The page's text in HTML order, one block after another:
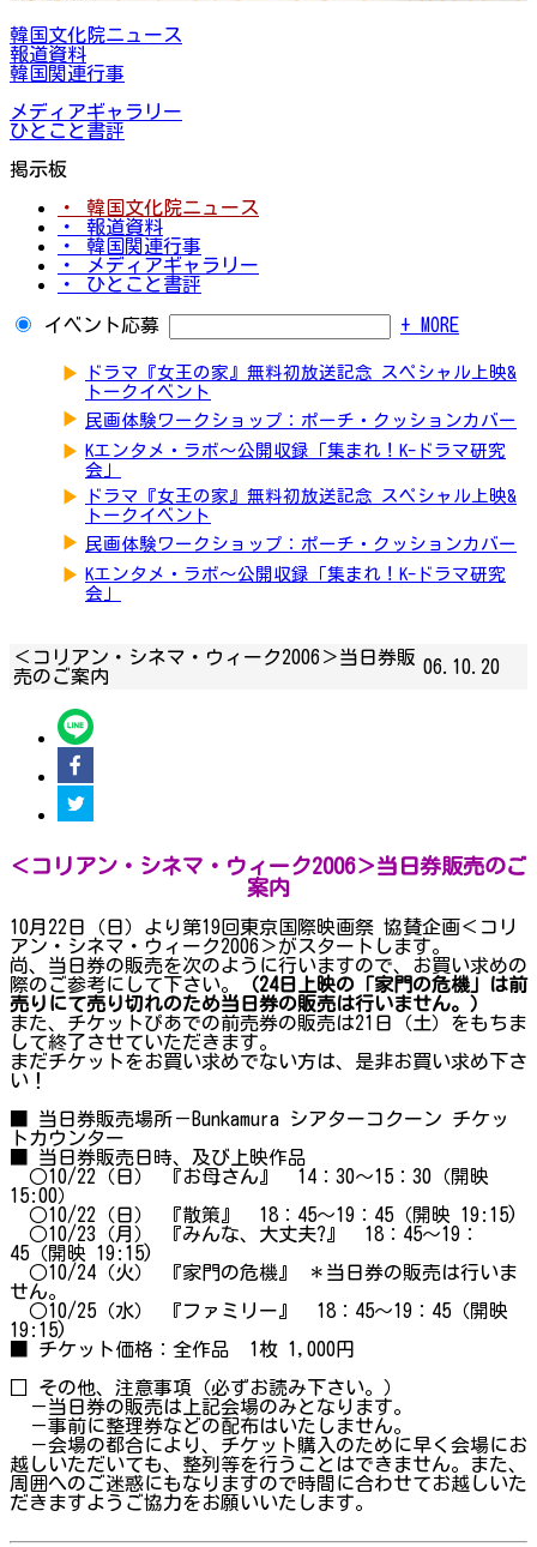
韓国文化院ニュース
報道資料
韓国関連行事
メディアギャラリー
ひとこと書評
掲示板
・ 韓国文化院ニュース
・ 報道資料
・ 韓国関連行事
・ メディアギャラリー
・ ひとこと書評
イベント応募 + MORE
▶
ドラマ『女王の家』無料初放送記念 スペシャル上映&
トークイベント
▶ 民画体験ワークショップ：ポーチ・クッションカバー
▶ Kエンタメ・ラボ～公開収録「集まれ！K-ドラマ研究
会」
▶
ドラマ『女王の家』無料初放送記念 スペシャル上映&
トークイベント
▶ 民画体験ワークショップ：ポーチ・クッションカバー
▶ Kエンタメ・ラボ～公開収録「集まれ！K-ドラマ研究
会」
＜コリアン・シネマ・ウィーク2006＞当日券販
売のご案内
06.10.20
＜コリアン・シネマ・ウィーク2006＞当日券販売のご
案内
10月22日（日）より第19回東京国際映画祭 協賛企画＜コリ
アン・シネマ・ウィーク2006＞がスタートします。
尚、当日券の販売を次のように行いますので、お買い求めの
際のご参考にして下さい。
（24日上映の「家門の危機」は前
売りにて売り切れのため当日券の販売は行いません。）
また、チケットぴあでの前売券の販売は21日（土）をもちま
して終了させていただきます。
まだチケットをお買い求めでない方は、是非お買い求め下さ
い！
■ 当日券販売場所－Bunkamura シアターコクーン チケッ
トカウンター
■ 当日券販売日時、及び上映作品
○10/22（日） 『お母さん』 14：30～15：30（開映
15:00）
○10/22（日） 『散策』 18：45～19：45（開映 19:15)
○10/23（月） 『みんな、大丈夫?』 18：45～19：
45（開映 19:15)
○10/24（火） 『家門の危機』 ＊当日券の販売は行いま
せん。
○10/25（水） 『ファミリー』 18：45～19：45（開映
19:15)
■ チケット価格：全作品 1枚 1,000円
□ その他、注意事項（必ずお読み下さい。）
－当日券の販売は上記会場のみとなります。
－事前に整理券などの配布はいたしません。
－会場の都合により、チケット購入のために早く会場にお
越しいただいても、整列等を行うことはできません。また、
周囲へのご迷惑にもなりますので時間に合わせてお越しいた
だきますようご協力をお願いいたします。